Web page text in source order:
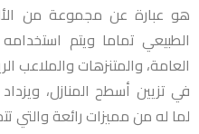
هو عبارة عن مجموعة من
الطبيعي تماما ويتم
العامة، والمتنزهات والملاعب
في تزيين أسطح المنازل،
لما له من مميزات رائعة والتي